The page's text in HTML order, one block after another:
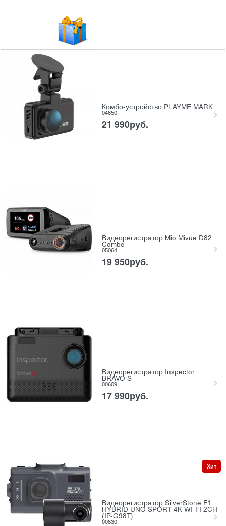
Комбо-устройство PLAYME MARK
04650
21 990руб.
Видеорегистратор Mio Mivue D82
Combo
05064
19 950руб.
Видеорегистратор Inspector
BRAVO S
00609
17 990руб.
Видеорегистратор SilverStone F1
HYBRID UNO SPORT 4K WI-FI 2CH
(IP-G98T)
00830
Хит